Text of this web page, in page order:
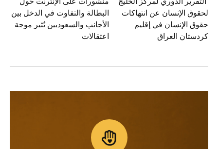
لحقوق الإنسان عن انتهاكات
حقوق الإنسان في إقليم
كردستان العراق
البطالة والتفاوت في الدخل بين
الأجانب والسعوديين تُثير موجة
اعتقالات